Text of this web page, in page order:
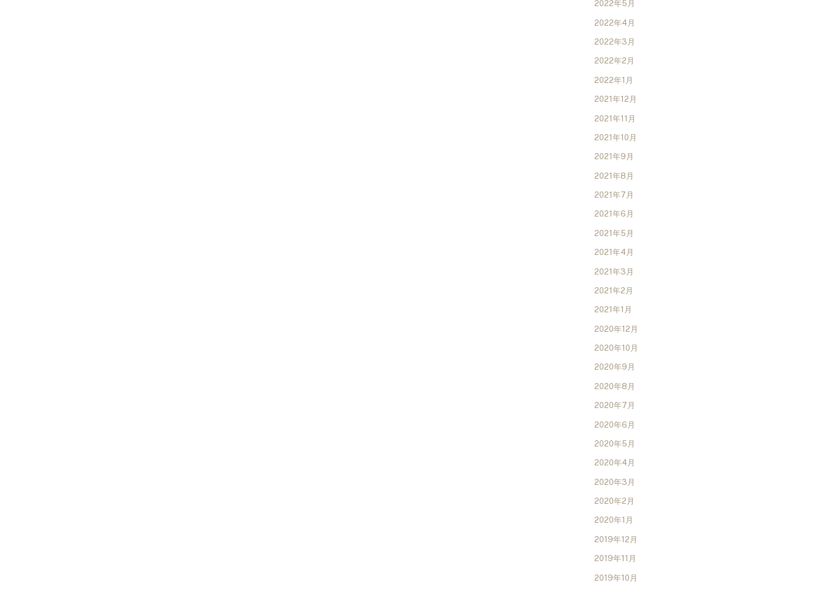
2022年5月
2022年4月
2022年3月
2022年2月
2022年1月
2021年12月
2021年11月
2021年10月
2021年9月
2021年8月
2021年7月
2021年6月
2021年5月
2021年4月
2021年3月
2021年2月
2021年1月
2020年12月
2020年10月
2020年9月
2020年8月
2020年7月
2020年6月
2020年5月
2020年4月
2020年3月
2020年2月
2020年1月
2019年12月
2019年11月
2019年10月